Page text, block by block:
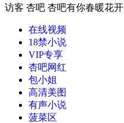
访客 杏吧 杏吧有你春暖花开
在线视频
18禁小说
VIP专享
杏吧网红
包小姐
高清美图
有声小说
菠菜区